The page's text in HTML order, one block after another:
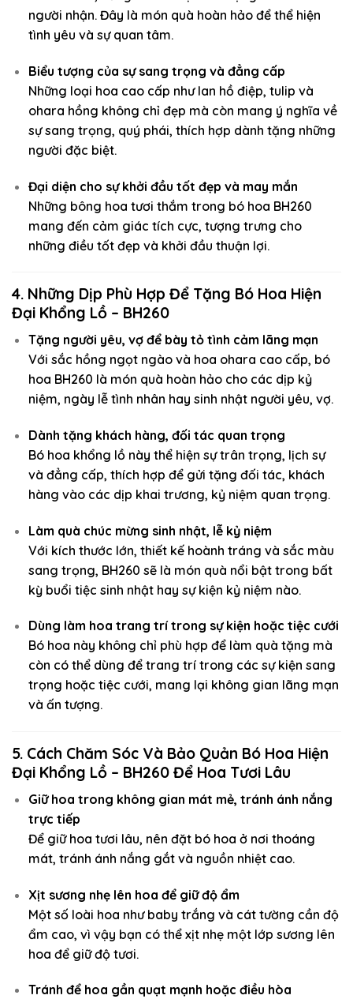
người nhận. Đây là món quà hoàn hảo để thể hiện
tình yêu và sự quan tâm.
Biểu tượng của sự sang trọng và đẳng cấp
Những loại hoa cao cấp như lan hồ điệp, tulip và
ohara hồng không chỉ đẹp mà còn mang ý nghĩa về
sự sang trọng, quý phái, thích hợp dành tặng những
người đặc biệt.
Đại diện cho sự khởi đầu tốt đẹp và may mắn
Những bông hoa tươi thắm trong bó hoa BH260
mang đến cảm giác tích cực, tượng trưng cho
những điều tốt đẹp và khởi đầu thuận lợi.
4. Những Dịp Phù Hợp Để Tặng Bó Hoa Hiện
Đại Khổng Lồ – BH260
Tặng người yêu, vợ để bày tỏ tình cảm lãng mạn
Với sắc hồng ngọt ngào và hoa ohara cao cấp, bó
hoa BH260 là món quà hoàn hảo cho các dịp kỷ
niệm, ngày lễ tình nhân hay sinh nhật người yêu, vợ.
Dành tặng khách hàng, đối tác quan trọng
Bó hoa khổng lồ này thể hiện sự trân trọng, lịch sự
và đẳng cấp, thích hợp để gửi tặng đối tác, khách
hàng vào các dịp khai trương, kỷ niệm quan trọng.
Làm quà chúc mừng sinh nhật, lễ kỷ niệm
Với kích thước lớn, thiết kế hoành tráng và sắc màu
sang trọng, BH260 sẽ là món quà nổi bật trong bất
kỳ buổi tiệc sinh nhật hay sự kiện kỷ niệm nào.
Dùng làm hoa trang trí trong sự kiện hoặc tiệc cưới
Bó hoa này không chỉ phù hợp để làm quà tặng mà
còn có thể dùng để trang trí trong các sự kiện sang
trọng hoặc tiệc cưới, mang lại không gian lãng mạn
và ấn tượng.
5. Cách Chăm Sóc Và Bảo Quản Bó Hoa Hiện
Đại Khổng Lồ – BH260 Để Hoa Tươi Lâu
Giữ hoa trong không gian mát mẻ, tránh ánh nắng
trực tiếp
Để giữ hoa tươi lâu, nên đặt bó hoa ở nơi thoáng
mát, tránh ánh nắng gắt và nguồn nhiệt cao.
Xịt sương nhẹ lên hoa để giữ độ ẩm
Một số loài hoa như baby trắng và cát tường cần độ
ẩm cao, vì vậy bạn có thể xịt nhẹ một lớp sương lên
hoa để giữ độ tươi.
Tránh để hoa gần quạt mạnh hoặc điều hòa